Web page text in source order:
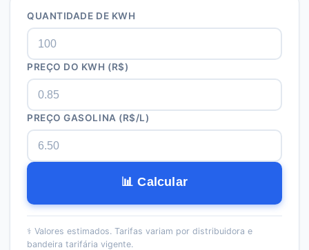
QUANTIDADE DE KWH
PREÇO DO KWH (R$)
PREÇO GASOLINA (R$/L)
📊 Calcular
⚕️ Valores estimados. Tarifas variam por distribuidora e
bandeira tarifária vigente.